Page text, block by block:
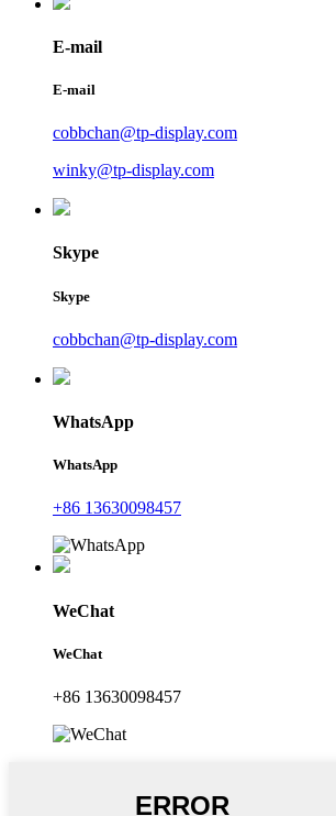
E-mail
E-mail
cobbchan@tp-display.com
winky@tp-display.com
Skype
Skype
cobbchan@tp-display.com
WhatsApp
WhatsApp
+86 13630098457
WeChat
WeChat
+86 13630098457